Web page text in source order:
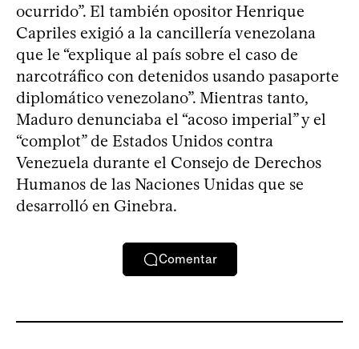
ocurrido”. El también opositor Henrique
Capriles exigió a la cancillería venezolana
que le “explique al país sobre el caso de
narcotráfico con detenidos usando pasaporte
diplomático venezolano”. Mientras tanto,
Maduro denunciaba el “acoso imperial” y el
“complot” de Estados Unidos contra
Venezuela durante el Consejo de Derechos
Humanos de las Naciones Unidas que se
desarrolló en Ginebra.
Comentar